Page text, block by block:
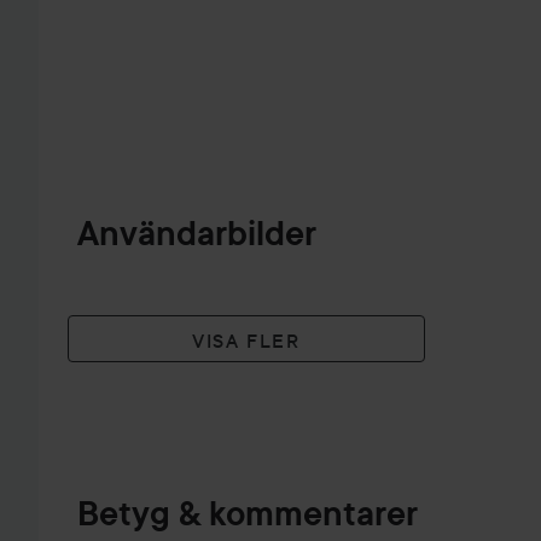
Användarbilder
VISA FLER
Betyg & kommentarer